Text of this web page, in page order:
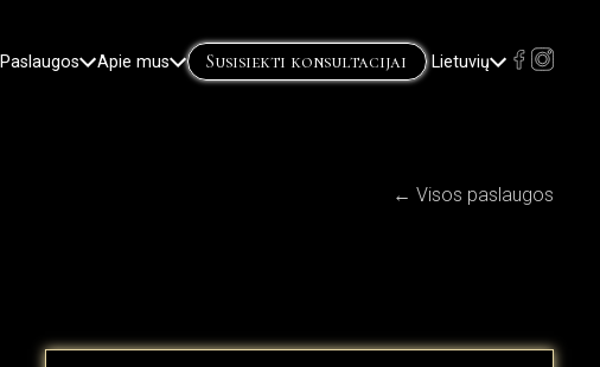
Paslaugos Apie mus Susisiekti konsultacijai Lietuvių
← Visos paslaugos